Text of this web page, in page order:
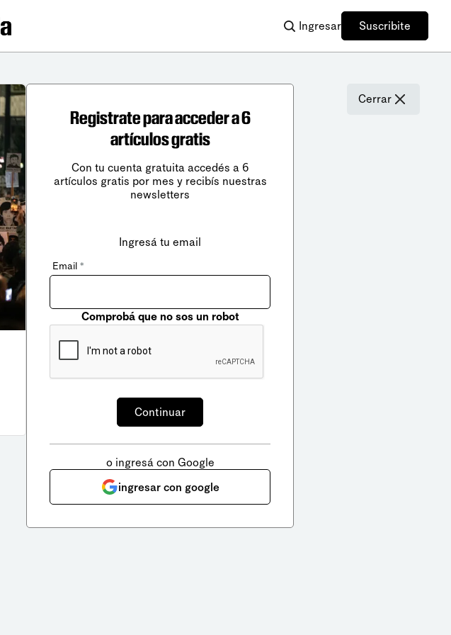
Ingresar Suscribite
Cerrar
Registrate para acceder a 6
artículos gratis
Con tu cuenta gratuita accedés a 6
artículos gratis por mes y recibís nuestras
newsletters
Ingresá tu email
Email *
Comprobá que no sos un robot
o ingresá con Google
ingresar con google